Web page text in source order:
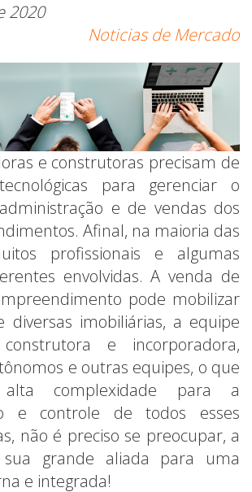
2020
Noticias de Mercado
e construtoras precisam de
para gerenciar o
e de vendas dos
Afinal, na maioria das
profissionais e algumas
envolvidas. A venda de
pode mobilizar
diversas imobiliárias, a equipe
e incorporadora,
e outras equipes, o que
complexidade para a
e controle de todos esses
não é preciso se preocupar, a
grande aliada para uma
e integrada!